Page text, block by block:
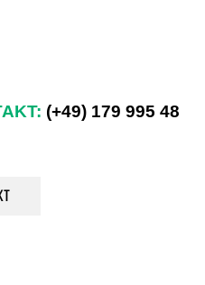
(+49) 179 995 48